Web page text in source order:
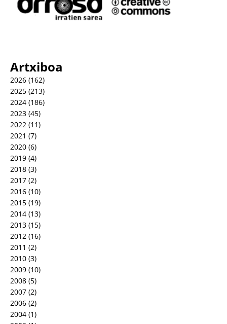
Artxiboa
2026 (162)
2025 (213)
2024 (186)
2023 (45)
2022 (11)
2021 (7)
2020 (6)
2019 (4)
2018 (3)
2017 (2)
2016 (10)
2015 (19)
2014 (13)
2013 (15)
2012 (16)
2011 (2)
2010 (3)
2009 (10)
2008 (5)
2007 (2)
2006 (2)
2004 (1)